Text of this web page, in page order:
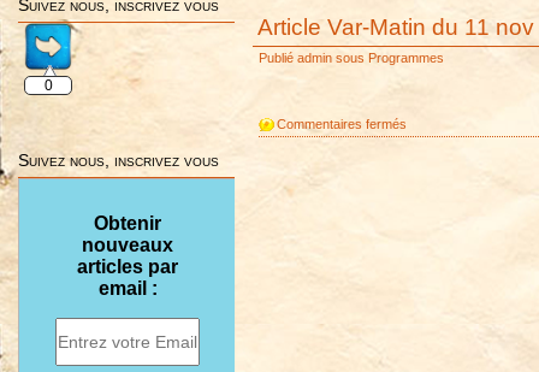
Suivez nous, inscrivez vous
0
Suivez nous, inscrivez vous
Obtenir
nouveaux
articles par
email :
l’Assemblée
2014
Article Var-Matin du 11
Publié admin sous Programmes
Commentaires fermés